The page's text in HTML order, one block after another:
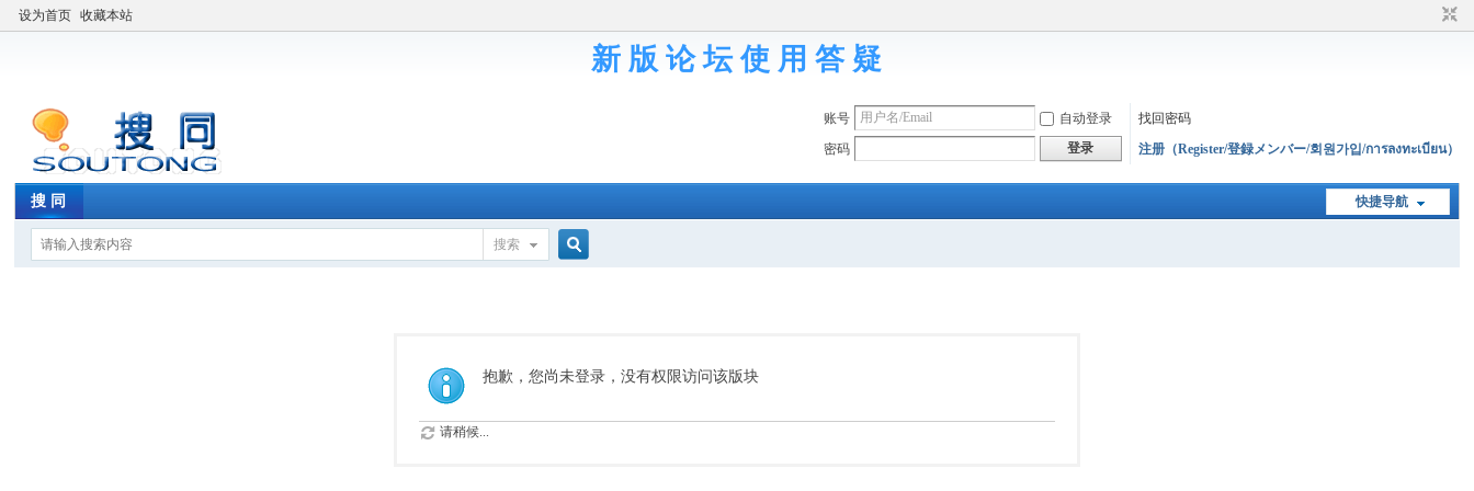
设为首页 收藏本站
新 版 论 坛 使 用 答 疑
账号 自动登录
找回密码
密码
登录 注册（Register/登録メンバー/회원가입/การลงทะเบียน）
快捷导航
搜 同
搜索
索
抱歉，您尚未登录，没有权限访问该版块
请稍候...